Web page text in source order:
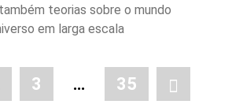
teorias sobre o mundo
em larga escala
3 … 35